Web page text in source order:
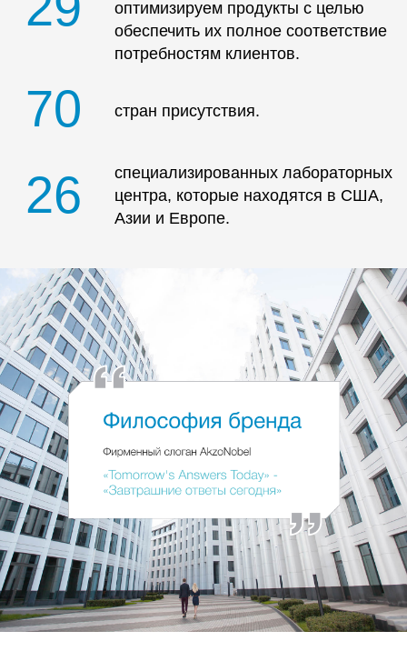
Повышенная производительность
Сокращение использования
материала